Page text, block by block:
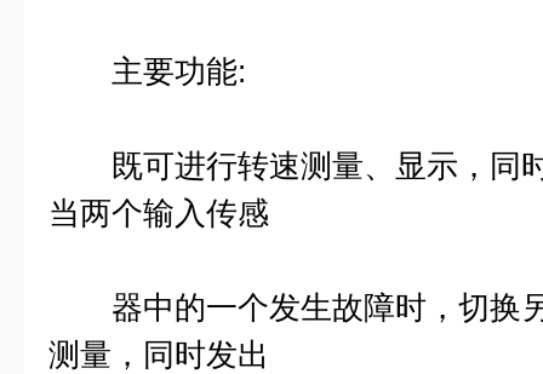
主要功能:
既可进行转速测量、显示，同
当两个输入传感
器中的一个发生故障时，切换
测量，同时发出